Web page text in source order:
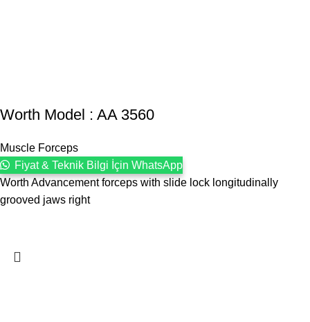
Worth Model : AA 3560
Muscle Forceps
Fiyat & Teknik Bilgi İçin WhatsApp
Worth Advancement forceps with slide lock longitudinally
grooved jaws right